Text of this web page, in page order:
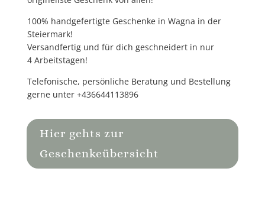
100% handgefertigteGeschenke in Wagna in der
Steiermark!
Versandfertig und für dich geschneidert in nur
4 Arbeitstagen!
Telefonische, persönliche Beratung und Bestellung
gerne unter +436644113896
Hier gehts zur
Geschenkeübersicht